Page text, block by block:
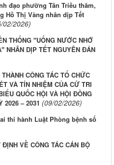
đạo phường Tân Triều thăm,
Hồ Thị Vàng nhân dịp Tết
02/2026)
THỐNG "UỐNG NƯỚC NHỚ
NHÂN DỊP TẾT NGUYÊN ĐÁN
CÔNG TÁC TỔ CHỨC
VÀ TÍN NHIỆM CỦA CỬ TRI
QUỐC HỘI VÀ HỘI ĐỒNG
2026 – 2031 (09/02/2026)
thi hành Luật Phòng bệnh số
VỀ CÔNG TÁC CÁN BỘ